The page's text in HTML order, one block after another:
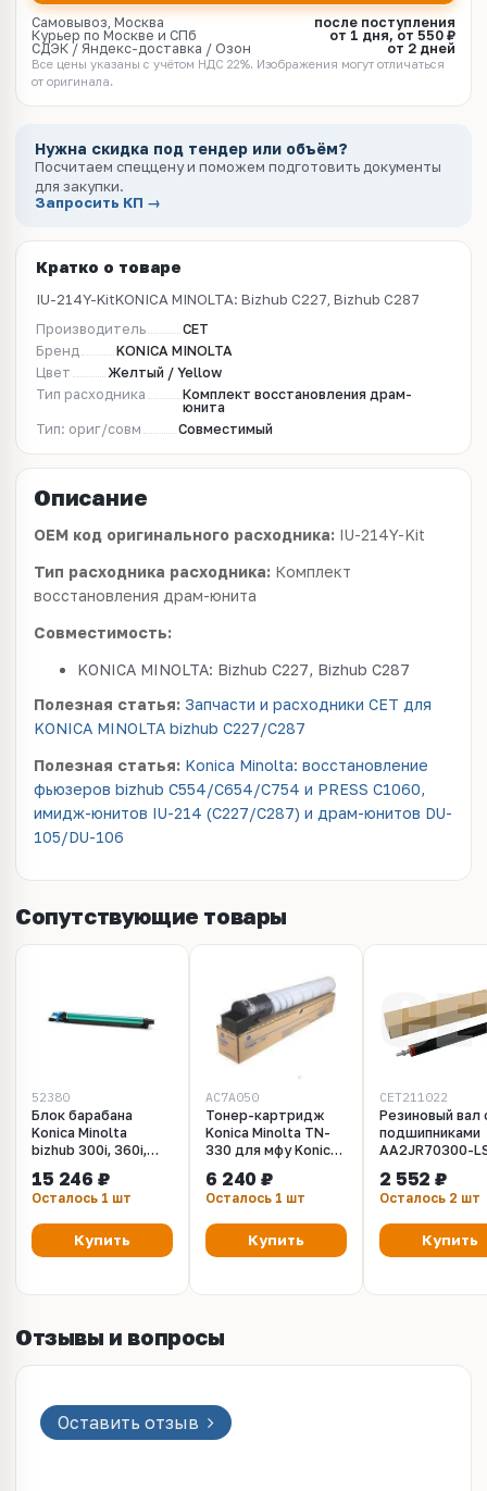
Самовывоз, Москва
после поступления
Курьер по Москве и СПб
от 1 дня, от 550 ₽
СДЭК / Яндекс-доставка / Озон
от 2 дней
Все цены указаны с учётом НДС 22%. Изображения могут отличаться
от оригинала.
Нужна скидка под тендер или объём?
Посчитаем спеццену и поможем подготовить документы
для закупки.
Запросить КП →
Кратко о товаре
IU-214Y-KitKONICA MINOLTA: Bizhub C227, Bizhub C287
Производитель
CET
Бренд
KONICA MINOLTA
Цвет
Желтый / Yellow
Тип расходника
Комплект восстановления драм-
юнита
Тип: ориг/совм
Совместимый
Описание
OEM код оригинального расходника: IU-214Y-Kit
Тип расходника расходника: Комплект
восстановления драм-юнита
Совместимость:
KONICA MINOLTA: Bizhub C227, Bizhub C287
Полезная статья: Запчасти и расходники CET для
KONICA MINOLTA bizhub C227/C287
Полезная статья: Konica Minolta: восстановление
фьюзеров bizhub C554/C654/C754 и PRESS C1060,
имидж-юнитов IU-214 (C227/C287) и драм-юнитов DU-
105/DU-106
Сопутствующие товары
52380
Блок барабана
Konica Minolta
bizhub 300i, 360i,
Develop ineo 300i,
360i, ineo+ 250i,
300i, 360i DR-316K
черный (Katun)
15 246 ₽
Осталось 1 шт
Купить
AC7A050
Тонер-картридж
Konica Minolta TN-
330 для мфу Konica
300i/360i
6 240 ₽
Осталось 1 шт
Купить
CET211022
Резиновый вал
подшипниками
AA2JR70300-
для Konica
Bizhub
C250i/300i/360i
(CET),
2 552 ₽
Осталось 2 шт
Купить
Отзывы и вопросы
Оставить отзыв